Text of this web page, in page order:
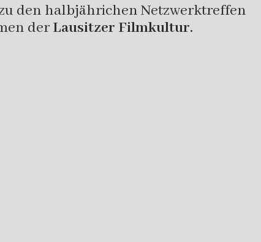
den halbjährichen Netzwerktreffen
derLausitzer Filmkultur.